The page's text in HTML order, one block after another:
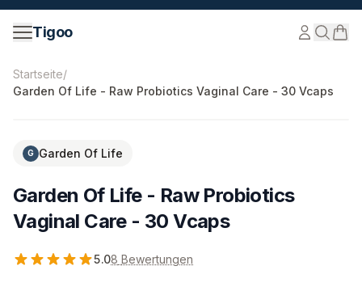
Zum Inhalt springen
Tigoo
©2026Nutri Nordic AB.
Startseite/
Garden Of Life - Raw Probiotics Vaginal Care - 30 Vcaps
G Garden Of Life
Garden Of Life - Raw Probiotics
Vaginal Care - 30 Vcaps
5.08 Bewertungen